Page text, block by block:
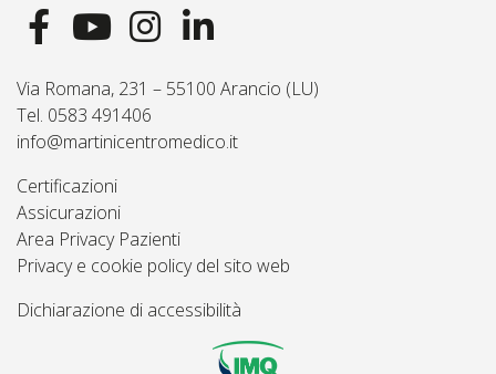
Via Romana, 231 – 55100 Arancio (LU)
Tel. 0583 491406
info@martinicentromedico.it
Certificazioni
Assicurazioni
Area Privacy Pazienti
Privacy e cookie policy del sito web
Dichiarazione di accessibilità